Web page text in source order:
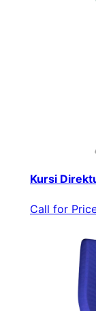
Kursi
Call for